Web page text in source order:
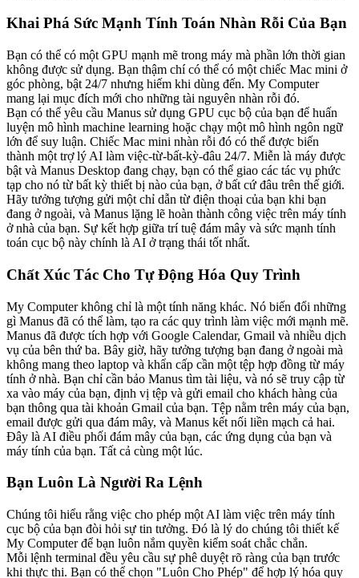
Khai Phá Sức Mạnh Tính Toán Nhàn Rỗi Của Bạn
Bạn có thể có một GPU mạnh mẽ trong máy mà phần lớn thời gian
không được sử dụng. Bạn thậm chí có thể có một chiếc Mac mini ở
góc phòng, bật 24/7 nhưng hiếm khi dùng đến. My Computer
mang lại mục đích mới cho những tài nguyên nhàn rỗi đó.
Bạn có thể yêu cầu Manus sử dụng GPU cục bộ của bạn để huấn
luyện mô hình machine learning hoặc chạy một mô hình ngôn ngữ
lớn để suy luận. Chiếc Mac mini nhàn rỗi đó có thể được biến
thành một trợ lý AI làm việc-từ-bất-kỳ-đâu 24/7. Miễn là máy được
bật và Manus Desktop đang chạy, bạn có thể giao các tác vụ phức
tạp cho nó từ bất kỳ thiết bị nào của bạn, ở bất cứ đâu trên thế giới.
Hãy tưởng tượng gửi một chỉ dẫn từ điện thoại của bạn khi bạn
đang ở ngoài, và Manus lặng lẽ hoàn thành công việc trên máy tính
ở nhà của bạn. Sự kết hợp giữa trí tuệ đám mây và sức mạnh tính
toán cục bộ này chính là AI ở trạng thái tốt nhất.
Chất Xúc Tác Cho Tự Động Hóa Quy Trình
My Computer không chỉ là một tính năng khác. Nó biến đổi những
gì Manus đã có thể làm, tạo ra các quy trình làm việc mới mạnh mẽ.
Manus đã được tích hợp với Google Calendar, Gmail và nhiều dịch
vụ của bên thứ ba. Bây giờ, hãy tưởng tượng bạn đang ở ngoài mà
không mang theo laptop và khẩn cấp cần một tệp hợp đồng từ máy
tính ở nhà. Bạn chỉ cần bảo Manus tìm tài liệu, và nó sẽ truy cập từ
xa vào máy của bạn, định vị tệp và gửi email cho khách hàng của
bạn thông qua tài khoản Gmail của bạn. Tệp nằm trên máy của bạn,
email được gửi qua đám mây, và Manus kết nối liền mạch cả hai.
Đây là AI điều phối đám mây của bạn, các ứng dụng của bạn và
máy tính của bạn. Tất cả cùng một lúc.
Bạn Luôn Là Người Ra Lệnh
Chúng tôi hiểu rằng việc cho phép một AI làm việc trên máy tính
cục bộ của bạn đòi hỏi sự tin tưởng. Đó là lý do chúng tôi thiết kế
My Computer để bạn luôn nắm quyền kiểm soát chắc chắn.
Mỗi lệnh terminal đều yêu cầu sự phê duyệt rõ ràng của bạn trước
khi thực thi. Bạn có thể chọn "Luôn Cho Phép" để hợp lý hóa quy